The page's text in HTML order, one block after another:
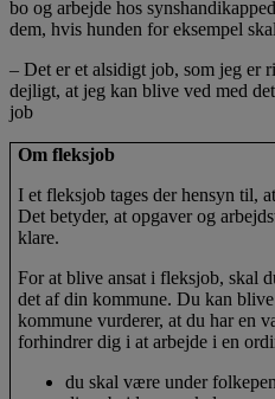
bo og arbejde hos
dem, hvis hunden for eksempel
– Det er et alsidigt job, som jeg er
dejligt, at jeg kan blive ved med
job
Om fleksjob
I et fleksjob tages der hensyn til,
Det betyder, at opgaver og
klare.
For at blive ansat i fleksjob, skal
det af din kommune. Du kan
kommune vurderer, at du har en
forhindrer dig i at arbejde i en
du skal være under